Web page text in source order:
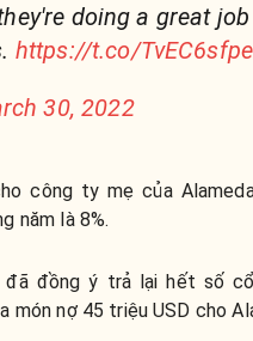
doing a great
https://t.co/
30, 2022
công ty mẹ của
năm là 8%.
đã đồng ý trả lại hết số
món nợ 45 triệu USD cho